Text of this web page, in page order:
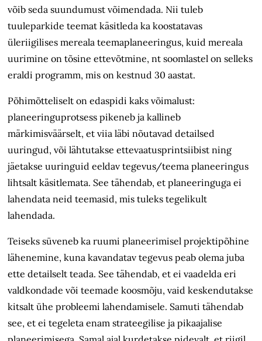
võib seda suundumust võimendada. Nii tuleb
tuuleparkide teemat käsitleda kakoostatavas
üleriigilises mereala teemaplaneeringus, kuid mereala
uurimine on tõsine ettevõtmine, nt soomlastel on selleks
eraldi programm, mis on kestnud 30 aastat.
Põhimõtteliselt on edaspidi kaks võimalust:
planeeringuprotsess pikeneb ja kallineb
märkimisväärselt, et viia läbi nõutavad detailsed
uuringud, võilähtutakse ettevaatusprintsiibist ning
jäetakse uuringuid eeldav tegevus/teema planeeringus
lihtsalt käsitlemata. See tähendab, et planeeringuga ei
lahendata neid teemasid, mis tuleks tegelikult
lahendada.
Teiseks süveneb ka ruumi planeerimisel projektipõhine
lähenemine, kuna kavandatav tegevus peab olema juba
ette detailselt teada. See tähendab, et ei vaadelda eri
valdkondade või teemade koosmõju, vaid keskendutakse
kitsaltühe probleemi lahendamisele. Samuti tähendab
see, et ei tegeleta enam strateegilise ja pikaajalise